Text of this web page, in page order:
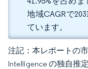
地域CAGRで
ています。
注記：本レポートの
Intelligence の独自推